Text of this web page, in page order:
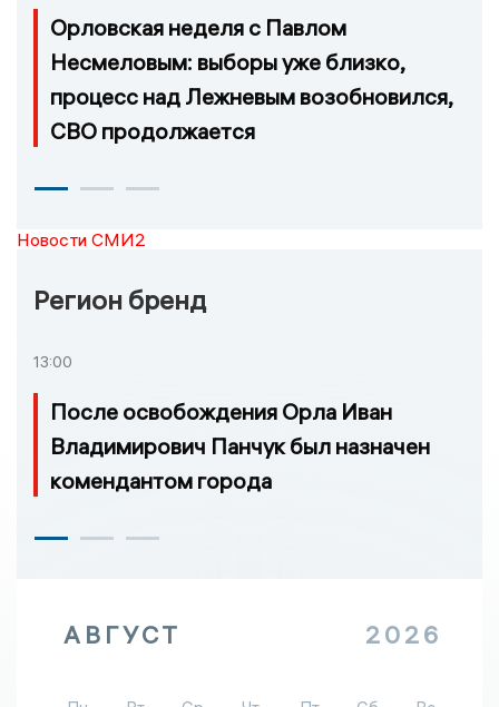
Орловская неделя с Павлом
Несмеловым: выборы уже близко,
процесс над Лежневым возобновился,
СВО продолжается
Новости СМИ2
Регион бренд
13:00
После освобождения Орла Иван
Владимирович Панчук был назначен
комендантом города
АВГУСТ 2026